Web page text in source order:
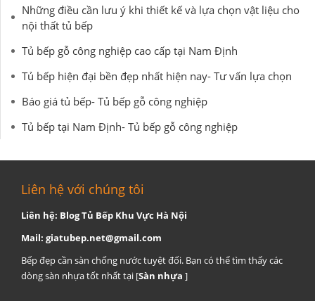
Những điều cần lưu ý khi thiết kế và lựa chọn vật liệu cho
nội thất tủ bếp
Tủ bếp gỗ công nghiệp cao cấp tại Nam Định
Tủ bếp hiện đại bền đẹp nhất hiện nay- Tư vấn lựa chọn
Báo giá tủ bếp- Tủ bếp gỗ công nghiệp
Tủ bếp tại Nam Định- Tủ bếp gỗ công nghiệp
Liên hệ với chúng tôi
Liên hệ: Blog Tủ Bếp Khu Vực Hà Nội
Mail: giatubep.net@gmail.com
Bếp đẹp cần sàn chống nước tuyệt đối. Bạn có thể tìm thấy các
dòng sàn nhựa tốt nhất tại [Sàn nhựa ]